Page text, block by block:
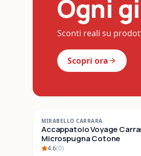
Ogni
Sconti reali su
Scopri ora
- 42%
SALDI
MIRABELLO CARRARA
Accappatoio Voyage Carrara
Microspugna Cotone
4.6(0)